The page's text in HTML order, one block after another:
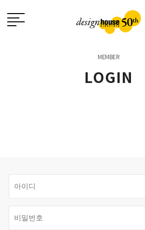
MEMBER
LOGIN